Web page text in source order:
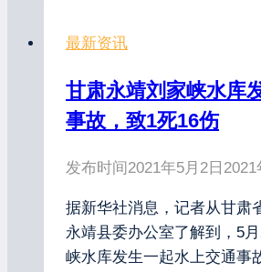
最新资讯
甘肃永靖刘家峡水库
事故，致1死16伤
发布时间2021年5月2日 2021
据新华社消息，记者从甘肃
永靖县委办公室了解到，5
峡水库发生一起水上交通事